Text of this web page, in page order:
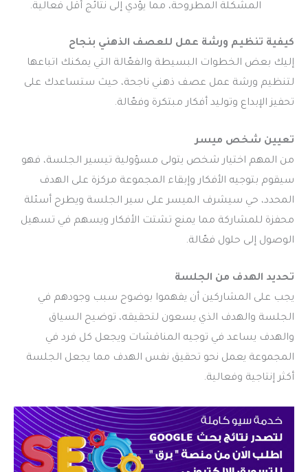
المشكلة المطروحة، مما يؤدي إلى نتائج أقل فعالية.
كيفية تنظيم ورشة عمل للعصف الذهني بنجاح
إليك بعض الخطوات البسيطة والفعّالة التي يمكنك اتباعها
لتنظيم ورشة عمل عصف ذهني ناجحة، حيث ستساعدك على
تحفيز الإبداع وتوليد أفكار مبتكرة وفعّالة.
تعيين شخص ميسر
من المهم اختيار شخص يتولى مسؤولية تيسير الجلسة، فهو
سيقوم بتوجيه الأفكار وإبقاء المجموعة مركزة على الهدف
المحدد، حي سيشرف الميسر على سير الجلسة ويطرح أسئلة
محفزة للمشاركة مما يمنع تشتت الأفكار ويسهم في تسهيل
الوصول إلى حلول فعّالة.
تحديد الهدف من الجلسة
يجب على المشاركين أن يفهموا بوضوح سبب وجودهم في
الجلسة والهدف الذي يسعون لتحقيقه، توضيح السياق
والهدف يساعد في توجيه المناقشات ويجعل كل فرد في
المجموعة يعمل نحو تحقيق نفس الهدف مما يجعل الجلسة
أكثر إنتاجية وفعالية.